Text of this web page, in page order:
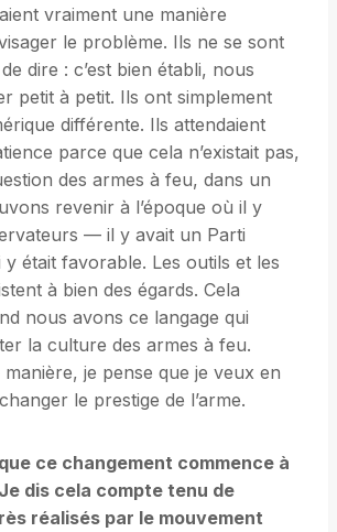
vraiment une manière
le problème. Ils ne se sont
dire : c’est bien établi, nous
petit à petit. Ils ont simplement
différente. Ils attendaient
parce que cela n’existait pas,
des armes à feu, dans un
revenir à l’époque où il y
— il y avait un Parti
était favorable. Les outils et les
à bien des égards. Cela
nous avons ce langage qui
la culture des armes à feu.
manière, je pense que je veux en
le prestige de l’arme.
ce changement commence à
dis cela compte tenu de
réalisés par le mouvement